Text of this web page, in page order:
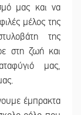
μας και να
μέλος της
της
στη ζωή και
μας,
έμπρακτα